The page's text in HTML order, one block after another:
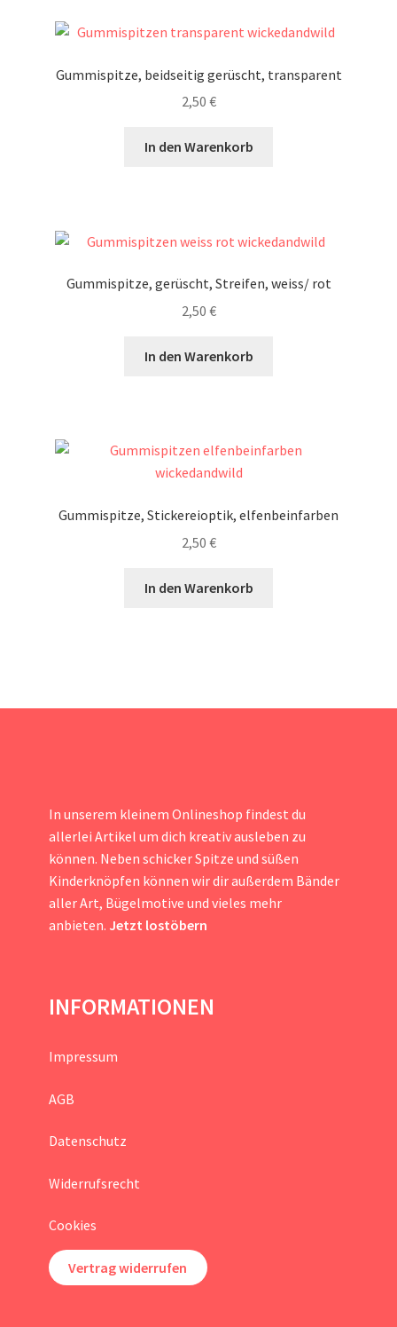
Gummispitze, beidseitig gerüscht, transparent
2,50 €
In den Warenkorb
Gummispitze, gerüscht, Streifen, weiss/ rot
2,50 €
In den Warenkorb
Gummispitze, Stickereioptik, elfenbeinfarben
2,50 €
In den Warenkorb
In unserem kleinem Onlineshop findest du
allerlei Artikel um dich kreativ ausleben zu
können. Neben schicker Spitze und süßen
Kinderknöpfen können wir dir außerdem Bänder
aller Art, Bügelmotive und vieles mehr
anbieten. Jetzt lostöbern
INFORMATIONEN
Impressum
AGB
Datenschutz
Widerrufsrecht
Cookies
Vertrag widerrufen